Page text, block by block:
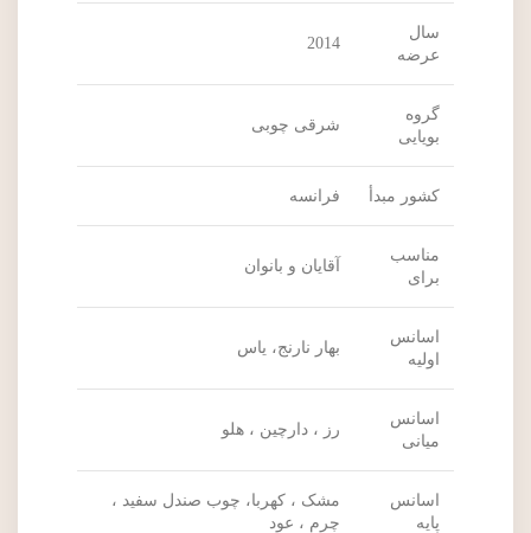
سال
عرضه
2014
گروه
بویایی
شرقی چوبی
کشور مبدأ فرانسه
مناسب
برای
آقایان و بانوان
اسانس
اولیه
بهار نارنج، یاس
اسانس
میانی
رز ، دارچین ، هلو
اسانس
پایه
مشک ، کهربا، چوب صندل سفید ،
چرم ، عود